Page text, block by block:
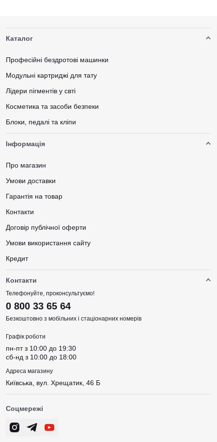
Каталог
Професійні бездротові машинки
Модульні картриджі для тату
Лідери пігментів у свті
Косметика та засоби безпеки
Блоки, педалі та кліпи
Інформація
Про магазин
Умови доставки
Гарантія на товар
Контакти
Договір публічної оферти
Умови використання сайту
Кредит
Контакти
Телефонуйте, проконсультуємо!
0 800 33 65 64
Безкоштовно з мобільних і стаціонарних номерів
Графік роботи
пн-пт з 10:00 до 19:30
сб-нд з 10:00 до 18:00
Адреса магазину
Київська, вул. Хрещатик, 46 Б
Соцмережі